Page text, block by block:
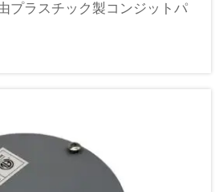
プラスチック製コンジットパ
用され、様々な種類のプラス
パイプが建築現場の最終用途
コンジットパイプは最高品